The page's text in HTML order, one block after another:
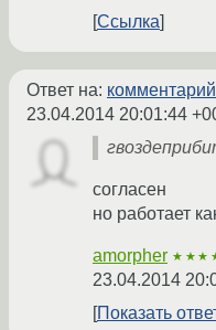
Ссылка
Ответ на: комментарий
23.04.2014 20:01:44
согласен
но работает
amorpher
23.04.2014
Показать